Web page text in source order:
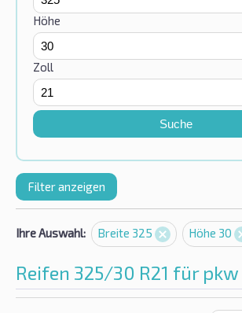
Höhe
Zoll
Suche
Filter anzeigen
Ihre Auswahl: Breite 325 Höhe 30
Reifen 325/30 R21 für pkw